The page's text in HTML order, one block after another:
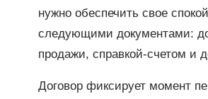
нужно обеспечить свое
следующими документами:
продажи, справкой-счетом и
Договор фиксирует момент